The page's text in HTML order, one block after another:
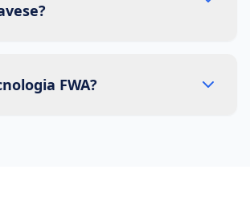
FWA?